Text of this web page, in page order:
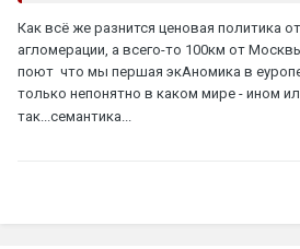
Как всё же разнится ценовая политика
агломерации, а всего-то 100км от
поют что мы першая экАномика в
только непонятно в каком мире - ином
так...семантика...